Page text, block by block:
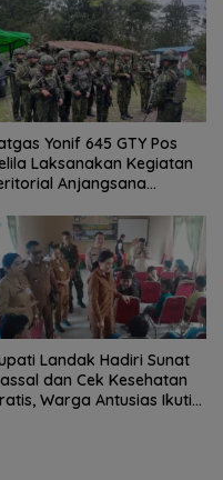
Yonif 645 GTY Pos
Laksanakan Kegiatan
Anjangsana
Landak Hadiri Sunat
dan Cek Kesehatan
Warga Antusias Ikuti